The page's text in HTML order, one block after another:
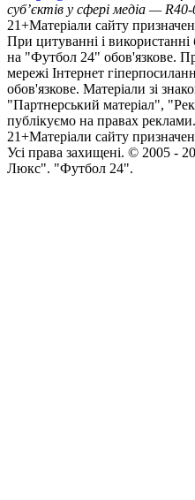
суб’єктів у сфері медіа —
21+Матеріали сайту
При цитуванні і використанні
на "Футбол 24" обов'язкове.
мережі Інтернет
обов'язкове. Матеріали зі
"Партнерський матеріал",
публікуємо на правах реклами.
21+Матеріали сайту
Усi права захищенi. © 2005 -
Люкс". "Футбол 24".